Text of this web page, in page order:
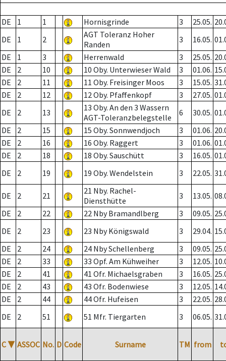
DE 1 1 Hornisgrinde 3 25.05.
DE
1 2
AGT Toleranz Hoher
Randen
3 16.05.
DE
1 3 Herrenwald 3 25.05.
DE
2 10 10 Oby. Unterwieser Wald 3 01.06.
DE
2 11 11 Oby. Freisinger Moos 3 15.05.
DE
2 12 12 Oby. Pfaffenkopf 3 27.05.
DE
2 13
13 Oby. An den 3 Wassern
AGT-Toleranzbelegstelle
6 30.05.
DE
2 15 15 Oby. Sonnwendjoch 3 01.06.
DE
2 16 16 Oby. Raggert 3 01.06.
DE
2 18 18 Oby. Sauschütt 3 16.05.
DE
2 19 19 Oby. Wendelstein 3 22.05.
DE 2 21
21 Nby. Rachel-
Diensthütte
3 13.05.
DE
2 22 22 Nby Bramandlberg 3 09.05.
DE
2 23 23 Nby Königswald 3 29.04.
DE
2 24 24 Nby Schellenberg 3 09.05.
DE
2 33 33 Opf. Am Kühweiher 3 12.05.
DE
2 41 41 Ofr. Michaelsgraben 3 16.05.
DE
2 43 43 Ofr. Bodenwiese 3 12.05.
DE
2 44 44 Ofr. Hufeisen 3 22.05.
DE
2 51 51 Mfr. Tiergarten 3 06.05.
C ▼ ASSOC No. D Code Surname TM from